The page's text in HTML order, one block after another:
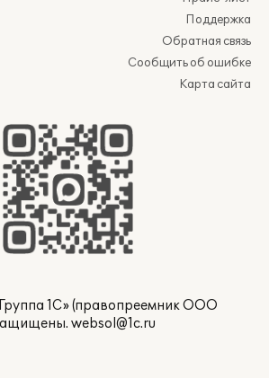
Поддержка
Обратная связь
Сообщить об ошибке
Карта сайта
1С» (правопреемник ООО
websol@1c.ru